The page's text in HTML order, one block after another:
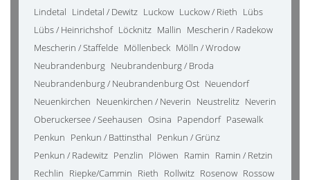
Lindetal Lindetal / Dewitz Luckow Luckow / Rieth Lübs
Lübs / Heinrichshof Löcknitz Mallin Mescherin / Radekow
Mescherin / Staffelde Möllenbeck Mölln / Wrodow
Neubrandenburg Neubrandenburg / Broda
Neubrandenburg / Neubrandenburg Ost Neuendorf
Neuenkirchen Neuenkirchen / Neverin Neustrelitz Neverin
Oberuckersee / Seehausen Osina Papendorf Pasewalk
Penkun Penkun / Battinsthal Penkun / Grünz
Penkun / Radewitz Penzlin Plöwen Ramin Ramin / Retzin
Rechlin Riepke/Cammin Rieth Rollwitz Rosenow Rossow